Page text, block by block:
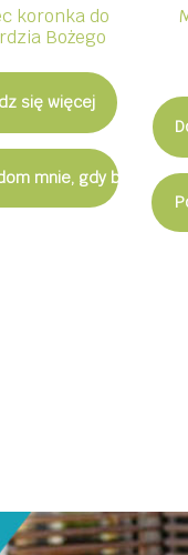
koronka do
Bożego
się więcej
mnie, gdy będzie